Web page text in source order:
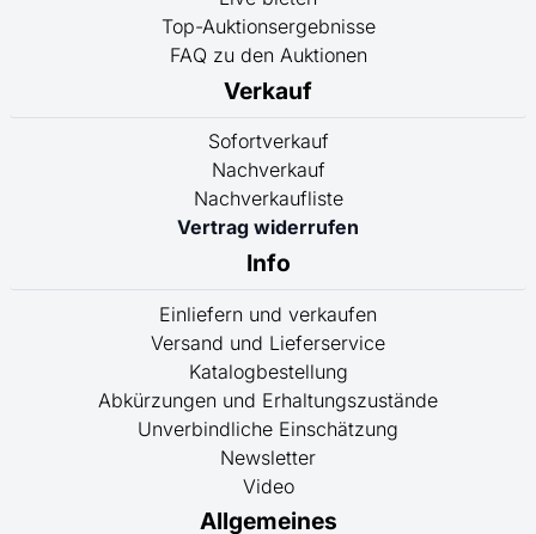
Top-Auktionsergebnisse
FAQ zu den Auktionen
Verkauf
Sofortverkauf
Nachverkauf
Nachverkaufliste
Vertrag widerrufen
Info
Einliefern und verkaufen
Versand und Lieferservice
Katalogbestellung
Abkürzungen und Erhaltungszustände
Unverbindliche Einschätzung
Newsletter
Video
Allgemeines